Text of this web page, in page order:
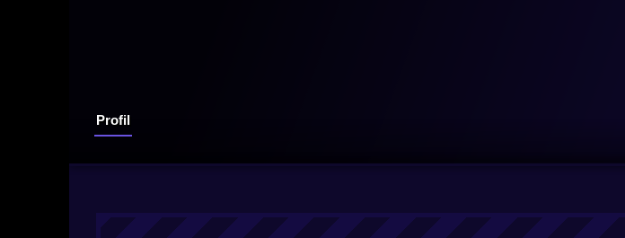
Profil